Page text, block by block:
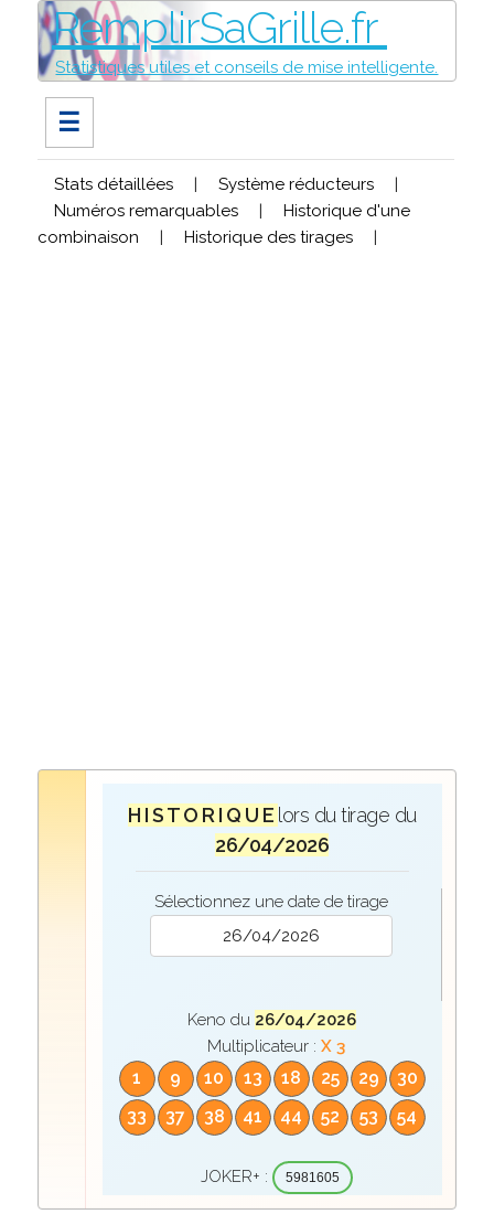
RemplirSaGrille.fr
Statistiques utiles et conseils de mise intelligente.
☰
Stats détaillées | Système réducteurs
|
Numéros remarquables
|
Historique d'une
combinaison
| Historique des tirages |
H I S T O R I Q U E lors du tirage du
26/04/2026
Sélectionnez une date de tirage
Keno du 26/04/2026
Multiplicateur :X 3
1 9 10 13 18 25 29
30
33
37 38 41 44 52 53 54
JOKER+ : 5981605